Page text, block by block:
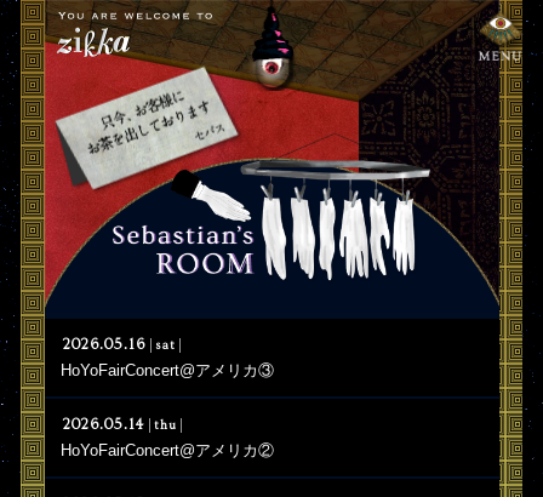
2026.05.16 sat
HoYoFairConcert@アメリカ③
2026.05.14 thu
HoYoFairConcert@アメリカ②